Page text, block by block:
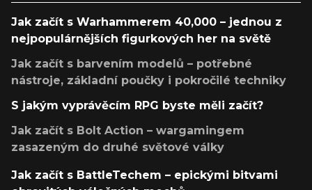
Jak začít s Warhammerem 40,000 – jednou z
nejpopulárnějších figurkových her na světě
Jak začít s barvením modelů – potřebné
nástroje, základní poučky i pokročilé techniky
S jakým vyprávěcím RPG byste měli začít?
Jak začít s Bolt Action – wargamingem
zasazeným do druhé světové války
Jak začít s BattleTechem – epickými bitvami